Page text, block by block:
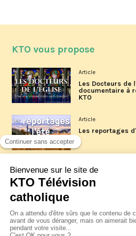
KTO vous propose
Article
Les Docteurs de
documentaire à
KTO
Article
Les reportages
La visite
XIV à Assise à
Article
Le pape en